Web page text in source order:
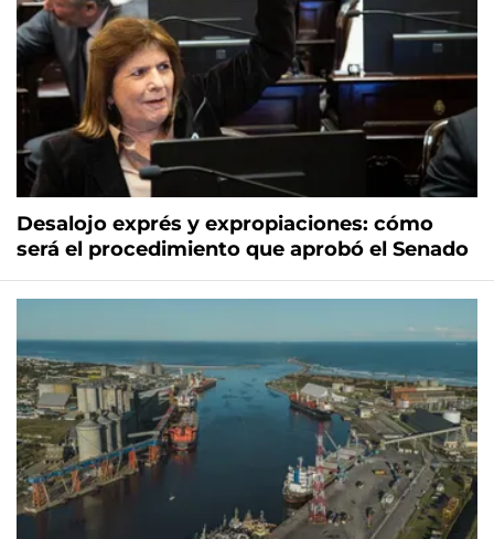
Desalojo exprés y expropiaciones: cómo
será el procedimiento que aprobó el Senado